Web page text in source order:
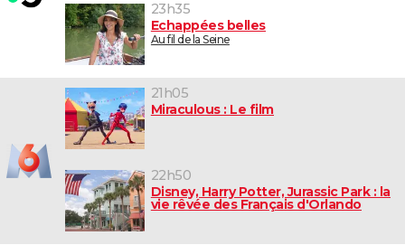
23h35
Echappées belles
Au fil de la Seine
21h05
Miraculous : Le film
22h50
Disney, Harry Potter, Jurassic Park : la
vie rêvée des Français d'Orlando